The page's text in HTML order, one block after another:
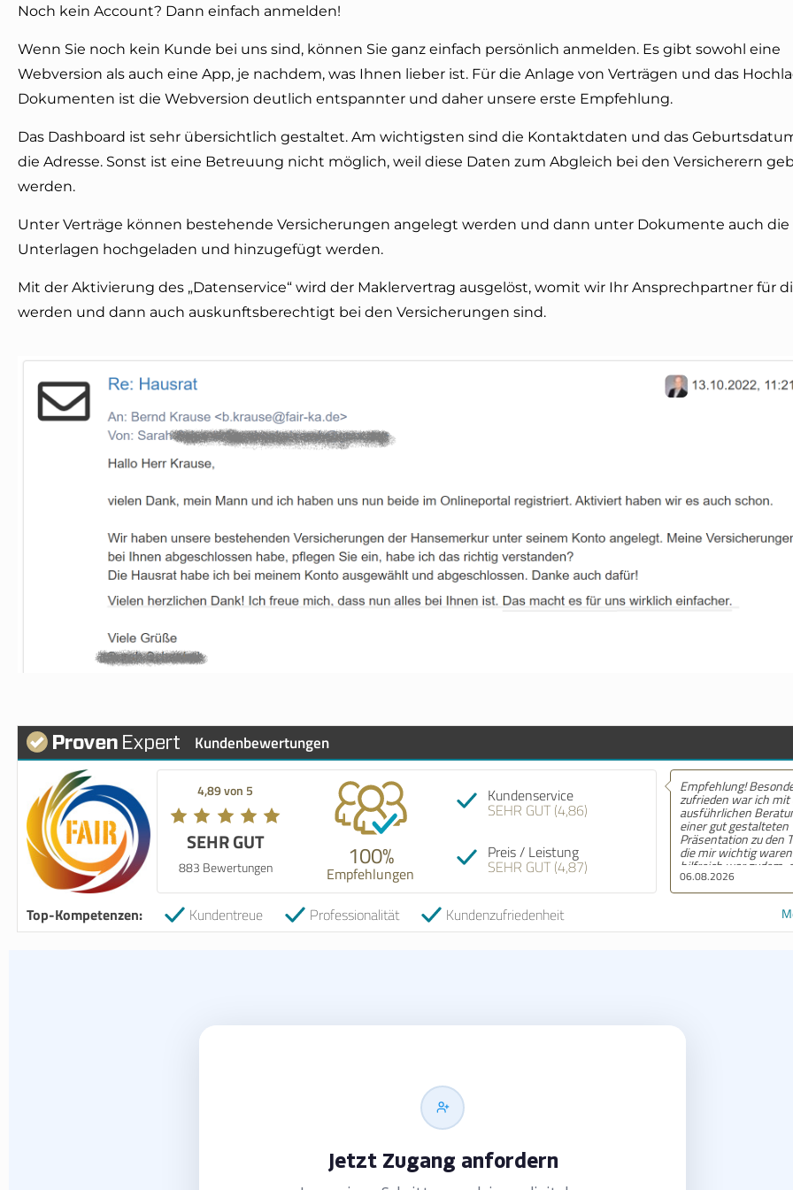
Noch kein Account? Dann einfach anmelden!
Wenn Sie noch kein Kunde bei uns sind, können Sie ganz einfach persönlich anmelden. Es gibt sowohl eine
Webversion als auch eine App, je nachdem, was Ihnen lieber ist. Für die Anlage von Verträgen und das
Dokumenten ist die Webversion deutlich entspannter und daher unsere erste Empfehlung.
Das Dashboard ist sehr übersichtlich gestaltet. Am wichtigsten sind die Kontaktdaten und das
die Adresse. Sonst ist eine Betreuung nicht möglich, weil diese Daten zum Abgleich bei den Versicherern
werden.
Unter Verträge können bestehende Versicherungen angelegt werden und dann unter Dokumente auch die
Unterlagen hochgeladen und hinzugefügt werden.
Mit der Aktivierung des „Datenservice“ wird der Maklervertrag ausgelöst, womit wir Ihr Ansprechpartner für
werden und dann auch auskunftsberechtigt bei den Versicherungen sind.
Kundenbewertungen
4,89 von 5
SEHR GUT
883 Bewertungen 100%
Empfehlungen
Kundenservice
SEHR GUT (4,86)
Preis / Leistung
SEHR GUT (4,87)
06.08.2026
Empfehlung! Besonders
zufrieden war ich mit der
ausführlichen Beratung und
Präsentation zu den Themen,
die mir wichtig waren. Sehr
hilfreich war zudem, dass die
Anträge vom Team ausgefüllt
wurden, so dass nur noch das
Durchlesen und Unterschreiben
meinerseits erforderlich war.
Vielen Dank für die Hilfe!
04.08.2026
und
mir
über jeden
Vorgehens
aufgeklärt
Rückfragen
Tat zur Seite.
Top-Kompetenzen: Kundentreue Professionalität Kundenzufriedenheit